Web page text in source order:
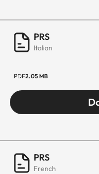
PRS
Italian
PDF2.05 MB
PRS
French